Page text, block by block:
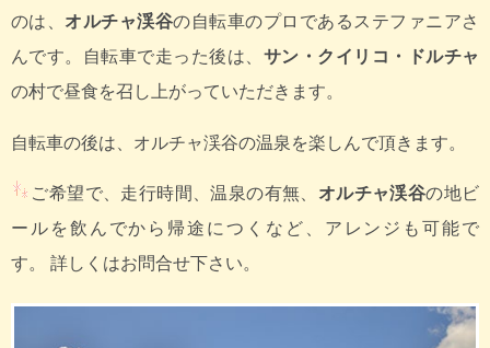
のは、 オルチャ渓谷の自転車のプロであるステファニアさ
んです。自転車で走った後は、 サン・クイリコ・ドルチャ
の村で昼食を召し上がっていただきます。
自転車の後は、オルチャ渓谷の温泉を楽しんで頂きます。
ご希望で、走行時間、温泉の有無、 オルチャ渓谷の地ビ
ールを飲んでから帰途につくなど、アレンジも可能で
す。 詳しくはお問合せ下さい。